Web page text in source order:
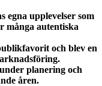
egna upplevelser som
många autentiska
och blev en
planering och
åren.